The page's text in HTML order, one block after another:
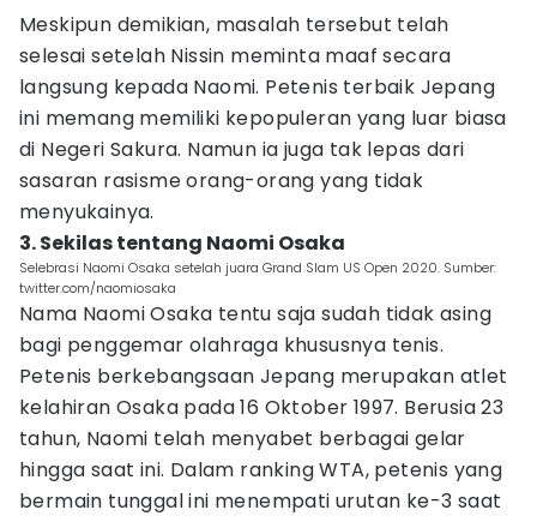
Meskipun demikian, masalah tersebut telah
selesai setelah Nissin meminta maaf secara
langsung kepada Naomi. Petenis terbaik Jepang
ini memang memiliki kepopuleran yang luar biasa
di Negeri Sakura. Namun ia juga tak lepas dari
sasaran rasisme orang-orang yang tidak
menyukainya.
3. Sekilas tentang Naomi Osaka
Selebrasi Naomi Osaka setelah juara Grand Slam US Open 2020. Sumber:
twitter.com/naomiosaka
Nama Naomi Osaka tentu saja sudah tidak asing
bagi penggemar olahraga khususnya tenis.
Petenis berkebangsaan Jepang merupakan atlet
kelahiran Osaka pada 16 Oktober 1997. Berusia 23
tahun, Naomi telah menyabet berbagai gelar
hingga saat ini. Dalam ranking WTA, petenis yang
bermain tunggal ini menempati urutan ke-3 saat